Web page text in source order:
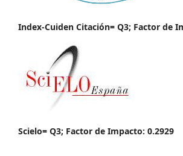
Index-Cuiden Citación= Q3; Factor de
Scielo= Q3; Factor de Impacto: 0.2929